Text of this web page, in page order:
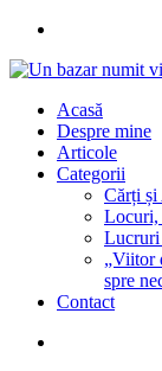
Acasă
Despre mine
Articole
Categorii
Cărți
Locuri,
Lucruri
„Viitor
spre
Contact